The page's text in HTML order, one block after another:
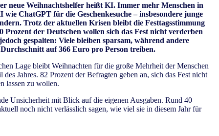
neue Weihnachtshelfer heißt KI. Immer mehr Menschen in
ChatGPT für die Geschenkesuche – insbesondere junge
Trotz der aktuellen Krisen bleibt die Festtagsstimmung
Prozent der Deutschen wollen sich das Fest nicht verderben
gespalten: Viele bleiben sparsam, während andere
auf 366 Euro pro Person treiben.
Lage bleibt Weihnachten für die große Mehrheit der Menschen
Jahres. 82 Prozent der Befragten geben an, sich das Fest nicht
lassen zu wollen.
Unsicherheit mit Blick auf die eigenen Ausgaben. Rund 40
noch nicht verlässlich sagen, wie viel sie in diesem Jahr für